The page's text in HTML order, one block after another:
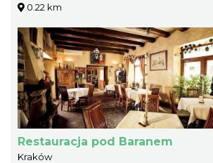
0.22 km
Restauracja pod Baranem
Kraków